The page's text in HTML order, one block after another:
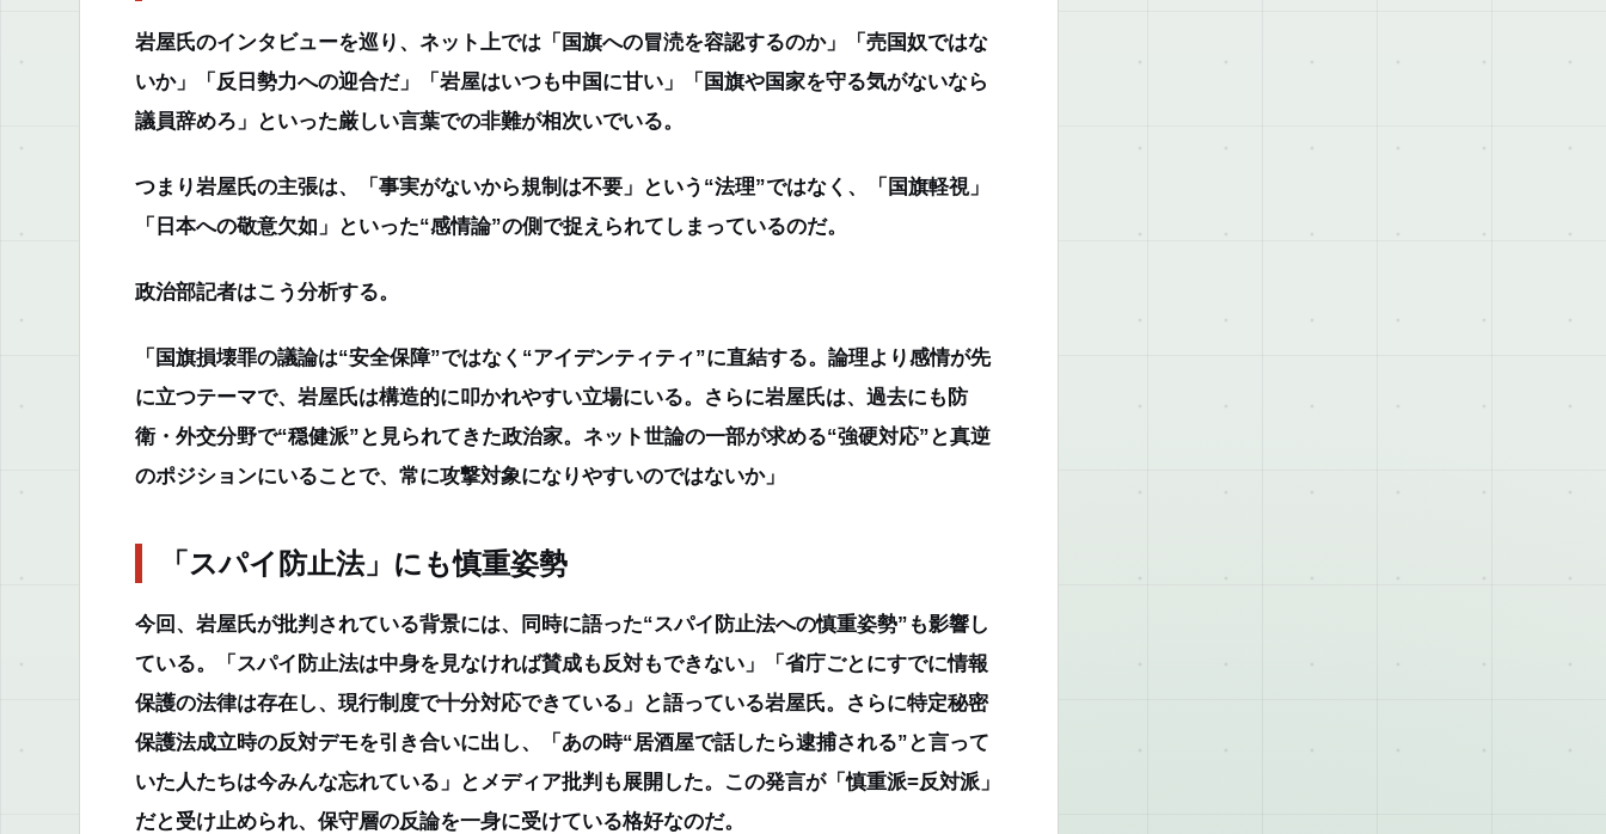
岩屋氏のインタビューを巡り、ネット上では「国旗への冒涜を容認するのか」「売国奴ではな
いか」「反日勢力への迎合だ」「岩屋はいつも中国に甘い」「国旗や国家を守る気がないなら
議員辞めろ」といった厳しい言葉での非難が相次いでいる。
つまり岩屋氏の主張は、「事実がないから規制は不要」という“法理”ではなく、「国旗軽視」
「日本への敬意欠如」といった“感情論”の側で捉えられてしまっているのだ。
政治部記者はこう分析する。
「国旗損壊罪の議論は“安全保障”ではなく“アイデンティティ”に直結する。論理より感情が先
に立つテーマで、岩屋氏は構造的に叩かれやすい立場にいる。さらに岩屋氏は、過去にも防
衛・外交分野で“穏健派”と見られてきた政治家。ネット世論の一部が求める“強硬対応”と真逆
のポジションにいることで、常に攻撃対象になりやすいのではないか」
「スパイ防止法」にも慎重姿勢
今回、岩屋氏が批判されている背景には、同時に語った“スパイ防止法への慎重姿勢”も影響し
ている。「スパイ防止法は中身を見なければ賛成も反対もできない」「省庁ごとにすでに情報
保護の法律は存在し、現行制度で十分対応できている」と語っている岩屋氏。さらに特定秘密
保護法成立時の反対デモを引き合いに出し、「あの時“居酒屋で話したら逮捕される”と言って
いた人たちは今みんな忘れている」とメディア批判も展開した。この発言が「慎重派=反対派」
だと受け止められ、保守層の反論を一身に受けている格好なのだ。